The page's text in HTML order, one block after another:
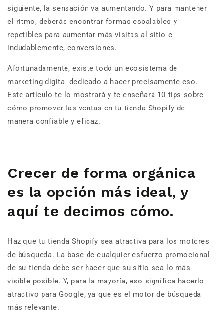
siguiente, la sensación va aumentando. Y para mantener
el ritmo, deberás encontrar formas escalables y
repetibles para aumentar más visitas al sitio e
indudablemente, conversiones.
Afortunadamente, existe todo un ecosistema de
marketing digital dedicado a hacer precisamente eso.
Este artículo te lo mostrará y te enseñará 10 tips sobre
cómo promover las ventas en tu tienda Shopify de
manera confiable y eficaz.
Crecer de forma orgánica
es la opción más ideal, y
aquí te decimos cómo.
Haz que tu tienda Shopify sea atractiva para los motores
de búsqueda. La base de cualquier esfuerzo promocional
de su tienda debe ser hacer que su sitio sea lo más
visible posible. Y, para la mayoría, eso significa hacerlo
atractivo para Google, ya que es el motor de búsqueda
más relevante.